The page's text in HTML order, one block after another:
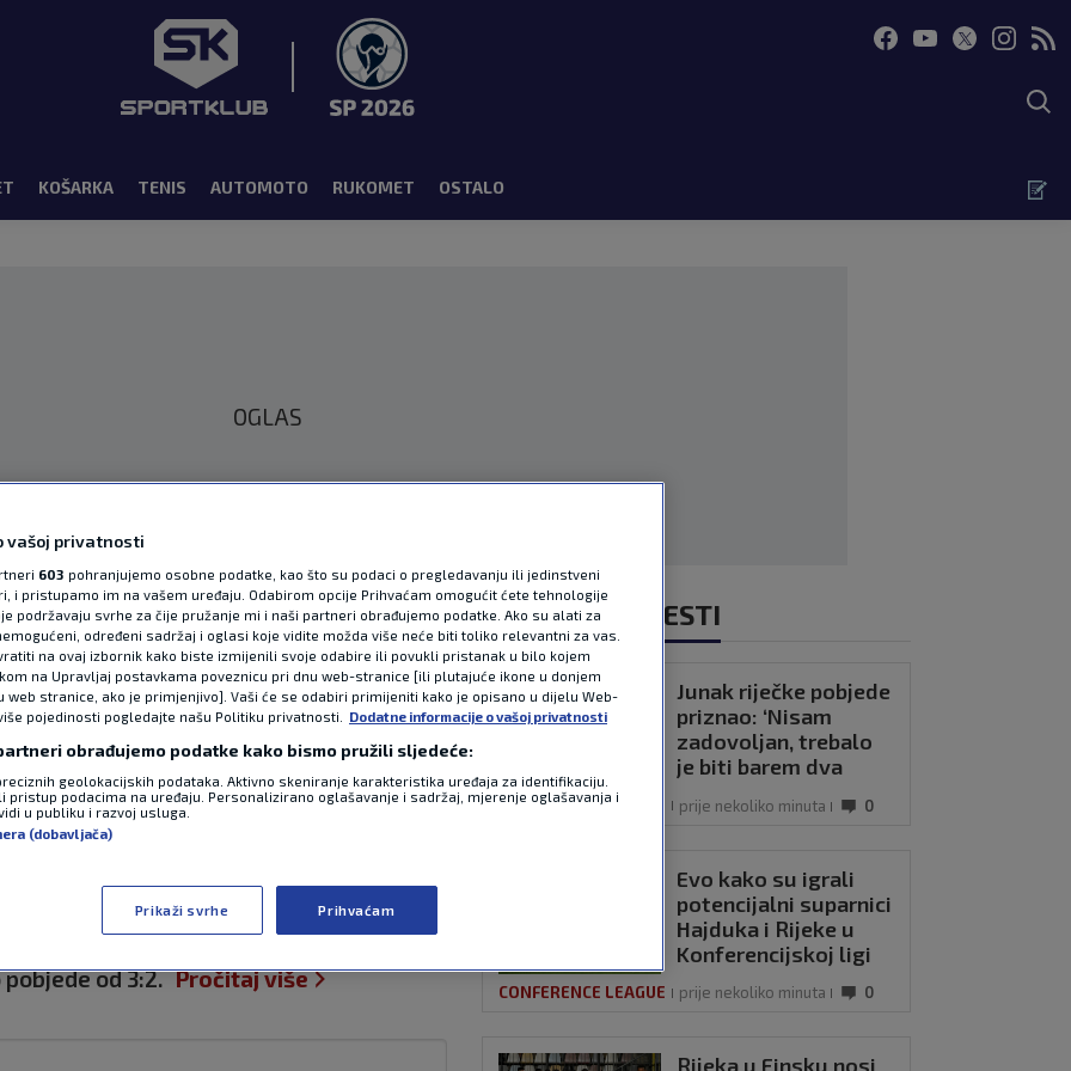
KOŠARKA TENIS AUTOMOTO RUKOMET OSTALO
OGLAS
nevjerojatnim
nade u
SP-u
20:05 0 komentara
Atlanti Argentina i Egipat započeli
prvenstva u Sjevernoj Americi.
vodio 2:0 da bi na kraju Argentina
od 3:2. Pročitaj više
NAJNOVIJE VIJESTI
Junak riječke pobjede
priznao: ‘Nisam
zadovoljan, trebalo
je biti barem dva
CONFERENCE LEAGUE prije nekoliko minuta 0
Evo kako su igrali
potencijalni suparnici
Hajduka i Rijeke u
Konferencijskoj ligi
CONFERENCE LEAGUE prije nekoliko minuta 0
Rijeka u Finsku nosi
vašoj privatnosti
603 pohranjujemo osobne podatke, kao što su podaci o pregledavanju ili jedinstveni
i pristupamo im na vašem uređaju. Odabirom opcije Prihvaćam omogućit ćete tehnologije
podržavaju svrhe za čije pružanje mi i naši partneri obrađujemo podatke. Ako su alati za
određeni sadržaj i oglasi koje vidite možda više neće biti toliko relevantni za vas.
na ovaj izbornik kako biste izmijenili svoje odabire ili povukli pristanak u bilo kojem
na Upravljaj postavkama poveznicu pri dnu web-stranice [ili plutajuće ikone u donjem
web stranice, ako je primjenjivo]. Vaši će se odabiri primijeniti kako je opisano u dijelu Web-
pojedinosti pogledajte našu Politiku privatnosti.
Dodatne informacije o vašoj privatnosti
obrađujemo podatke kako bismo pružili sljedeće:
geolokacijskih podataka. Aktivno skeniranje karakteristika uređaja za identifikaciju.
pristup podacima na uređaju. Personalizirano oglašavanje i sadržaj, mjerenje oglašavanja i
u publiku i razvoj usluga.
(dobavljača)
Prikaži svrhe Prihvaćam